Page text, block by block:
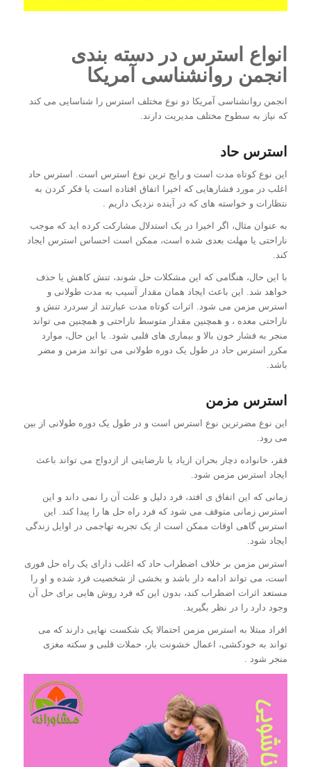
انواع استرس در دسته بندی
انجمن روانشناسی آمریکا
انجمن روانشناسی آمریکا دو نوع مختلف استرس را شناسایی می کند
که نیاز به سطوح مختلف مدیریت دارند.
استرس حاد
این نوع کوتاه مدت است و رایج ترین نوع استرس است. استرس حاد
اغلب در مورد فشارهایی که اخیرا اتفاق افتاده است یا فکر کردن به
نتظارات و خواسته های که در آینده نزدیک داریم .
به عنوان مثال، اگر اخیرا در یک استدلال مشارکت کرده اید که موجب
ناراحتی یا مهلت بعدی شده است، ممکن است احساس استرس ایجاد
کند.
با این حال، هنگامی که این مشکلات حل شوند، تنش کاهش یا حذف
خواهد شد. این باعث ایجاد همان مقدار آسیب به مدت طولانی و
استرس مزمن می شود. اثرات کوتاه مدت عبارتند از سردرد تنش و
ناراحتی معده ، و همچنین مقدار متوسط ​​ناراحتی و همچنین می تواند
منجر به فشار خون بالا و بیماری های قلبی شود. با این حال، موارد
مکرر استرس حاد در طول یک دوره طولانی می تواند مزمن و مضر
باشد.
استرس مزمن
این نوع مضرترین نوع استرس است و در طول یک دوره طولانی از بین
می رود.
فقر، خانواده دچار بحران ازیاد یا نارضایتی از ازدواج می تواند باعث
ایجاد استرس مزمن شود.
زمانی که این اتفاق ی افتد، فرد دلیل و علت آن را نمی داند و این
استرس زمانی متوقف می شود که فرد راه حل ها را پیدا کند. این
استرس گاهی اوقات ممکن است از یک تجربه تهاجمی در اوایل زندگی
ایجاد شود.
استرس مزمن بر خلاف اضطراب حاد که اغلب دارای یک راه حل فوری
است، می تواند ادامه دار باشد و بخشی از شخصیت فرد شده و او را
مستعد اثرات اضطراب کند، بدون این که فرد روش هایی برای حل آن
وجود دارد را در نظر بگیرید.
افراد مبتلا به استرس مزمن احتمالا یک شکست نهایی دارند که می
تواند به خودکشی، اعمال خشونت بار، حملات قلبی و سکته مغزی
منجر شود .